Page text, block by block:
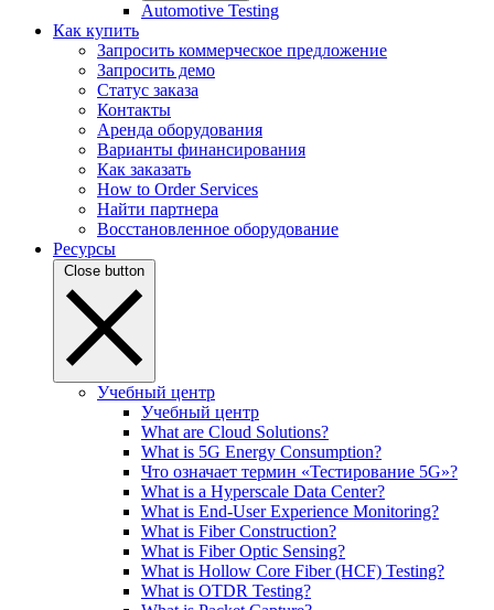
Automotive Testing
Как купить
Запросить коммерческое предложение
Запросить демо
Статус заказа
Контакты
Аренда оборудования
Варианты финансирования
Как заказать
How to Order Services
Найти партнера
Восстановленное оборудование
Ресурсы
Close button
Учебный центр
Учебный центр
What are Cloud Solutions?
What is 5G Energy Consumption?
Что означает термин «Тестирование 5G»?
What is a Hyperscale Data Center?
What is End-User Experience Monitoring?
What is Fiber Construction?
What is Fiber Optic Sensing?
What is Hollow Core Fiber (HCF) Testing?
What is OTDR Testing?